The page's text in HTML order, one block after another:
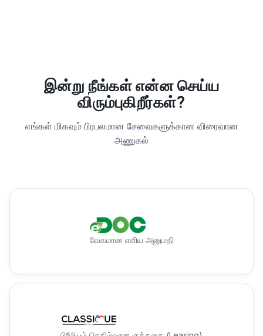
இன்று நீங்கள் என்ன செய்ய
விரும்புகிறீர்கள்?
எங்கள் மிகவும் பிரபலமான சேவைகளுக்கான விரைவான
அணுகல்
வேகமான எளிய அனுமதி